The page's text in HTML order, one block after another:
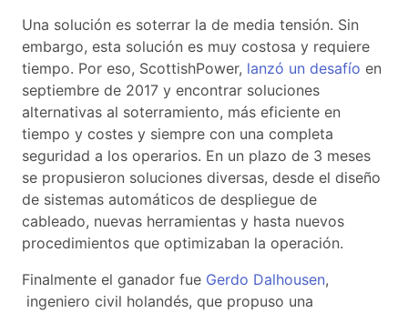
Una solución es soterrar la de media tensión. Sin
embargo, esta solución es muy costosa y requiere
tiempo. Por eso, ScottishPower, lanzó un desafío en
septiembre de 2017 y encontrar soluciones
alternativas al soterramiento, más eficiente en
tiempo y costes y siempre con una completa
seguridad a los operarios. En un plazo de 3 meses
se propusieron soluciones diversas, desde el diseño
de sistemas automáticos de despliegue de
cableado, nuevas herramientas y hasta nuevos
procedimientos que optimizaban la operación.
Finalmente el ganador fue Gerdo Dalhousen,
ingeniero civil holandés, que propuso una